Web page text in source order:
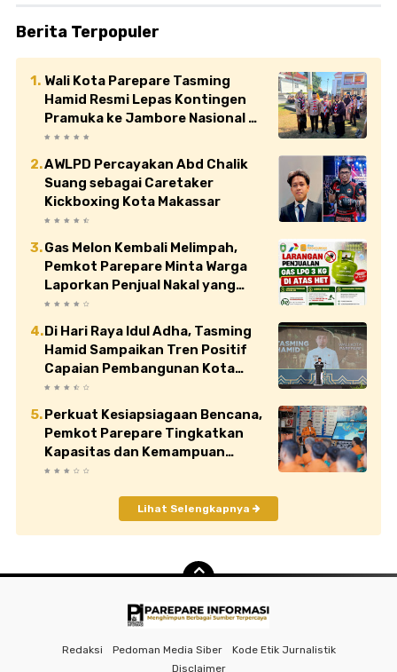
Berita Terpopuler
Wali Kota Parepare Tasming
Hamid Resmi Lepas Kontingen
Pramuka ke Jambore Nasional XII
di Cibubur
AWLPD Percayakan Abd Chalik
Suang sebagai Caretaker
Kickboxing Kota Makassar
Gas Melon Kembali Melimpah,
Pemkot Parepare Minta Warga
Laporkan Penjual Nakal yang
Jual di Atas HET
Di Hari Raya Idul Adha, Tasming
Hamid Sampaikan Tren Positif
Capaian Pembangunan Kota
Parepare
Perkuat Kesiapsiagaan Bencana,
Pemkot Parepare Tingkatkan
Kapasitas dan Kemampuan
Manajerial TRC BPBD
Lihat Selengkapnya
Redaksi Pedoman Media Siber
Kode Etik Jurnalistik
Disclaimer